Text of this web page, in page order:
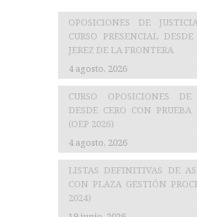
OPOSICIONES DE
CURSO PRESENCIAL
JEREZ DE LA FRONTERA
4 agosto, 2026
CURSO OPOSICIONES
DESDE CERO CON PRUEBA
(OEP 2026)
4 agosto, 2026
LISTAS DEFINITIVAS DE
CON PLAZA GESTIÓN
2024)